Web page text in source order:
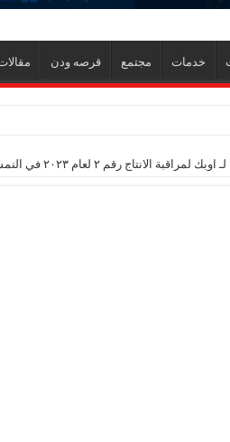
خدمات مجتمع قرصه ودن
تنفيذ مذكرة التفاهم لربط اكتشافات الشركة
الانتاج رقم ٢ لعام ٢٠٢٣ في النمسا